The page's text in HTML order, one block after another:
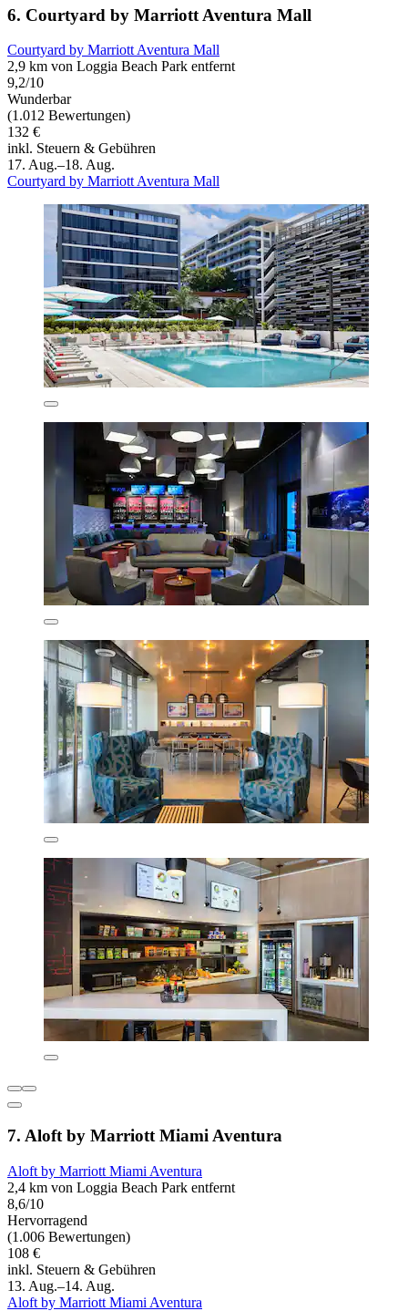
6. Courtyard by Marriott Aventura Mall
Courtyard by Marriott Aventura Mall
2,9 km von Loggia Beach Park entfernt
9,2/10
Wunderbar
(1.012 Bewertungen)
132 €
inkl. Steuern & Gebühren
17. Aug.–18. Aug.
Courtyard by Marriott Aventura Mall
7. Aloft by Marriott Miami Aventura
Aloft by Marriott Miami Aventura
2,4 km von Loggia Beach Park entfernt
8,6/10
Hervorragend
(1.006 Bewertungen)
108 €
inkl. Steuern & Gebühren
13. Aug.–14. Aug.
Aloft by Marriott Miami Aventura